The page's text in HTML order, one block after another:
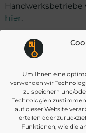
Um Ihnen eine
verwenden wir
zu speichern und/
Technologien
auf dieser Website
erteilen oder
Funktionen, wie die
Handwerksbetriebe
hier.
Post